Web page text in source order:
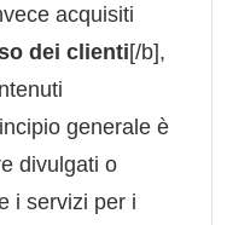
acquisiti
dei clienti[/b],
generale è
divulgati o
i servizi per i